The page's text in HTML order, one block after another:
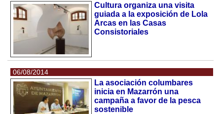
Cultura organiza una visita
guiada a la exposición de Lola
Arcas en las Casas
Consistoriales
06/08/2014
La asociación columbares
inicia en Mazarrón una
campaña a favor de la pesca
sostenible